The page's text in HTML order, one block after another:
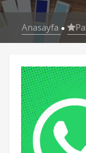
Anasayfa ●